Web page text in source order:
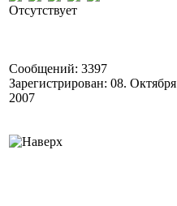
Отсутствует
Сообщений: 3397
Зарегистрирован: 08. Октября
2007